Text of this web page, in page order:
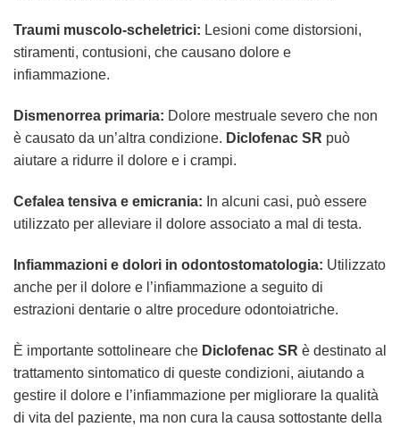
Traumi muscolo-scheletrici: Lesioni come distorsioni,
stiramenti, contusioni, che causano dolore e
infiammazione.
Dismenorrea primaria: Dolore mestruale severo che non
è causato da un’altra condizione. Diclofenac SR può
aiutare a ridurre il dolore e i crampi.
Cefalea tensiva e emicrania: In alcuni casi, può essere
utilizzato per alleviare il dolore associato a mal di testa.
Infiammazioni e dolori in odontostomatologia: Utilizzato
anche per il dolore e l’infiammazione a seguito di
estrazioni dentarie o altre procedure odontoiatriche.
È importante sottolineare che Diclofenac SR è destinato al
trattamento sintomatico di queste condizioni, aiutando a
gestire il dolore e l’infiammazione per migliorare la qualità
di vita del paziente, ma non cura la causa sottostante della